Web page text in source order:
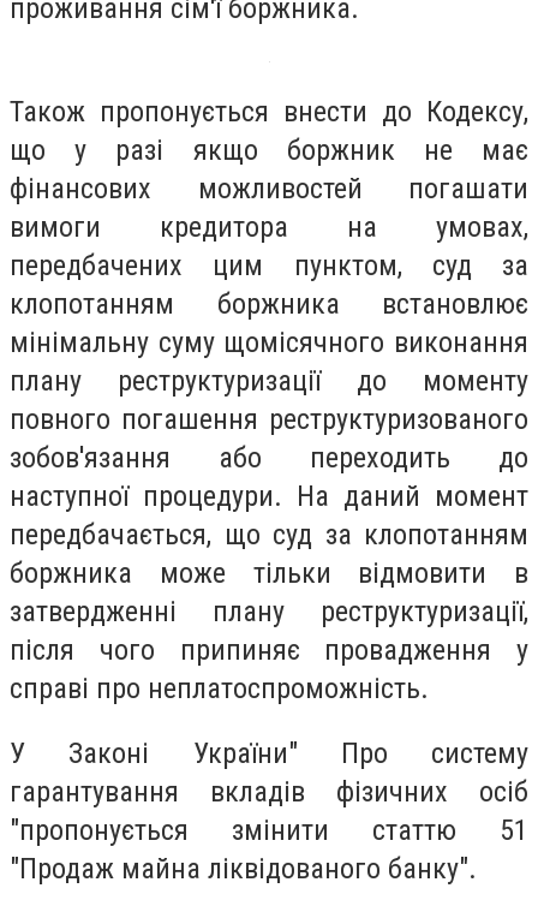
проживання сім'ї боржника.
Також пропонується внести до Кодексу,
що у разі якщо боржник не має
фінансових можливостей погашати
вимоги кредитора на умовах,
передбачених цим пунктом, суд за
клопотанням боржника встановлює
мінімальну суму щомісячного виконання
плану реструктуризації до моменту
повного погашення реструктуризованого
зобов'язання або переходить до
наступної процедури. На даний момент
передбачається, що суд за клопотанням
боржника може тільки відмовити в
затвердженні плану реструктуризації,
після чого припиняє провадження у
справі про неплатоспроможність.
У Законі України" Про систему
гарантування вкладів фізичних осіб
"пропонується змінити статтю 51
"Продаж майна ліквідованого банку".